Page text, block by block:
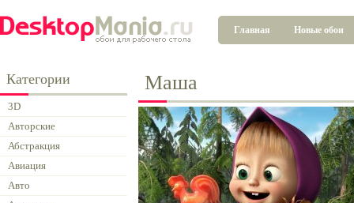
Главная Новые обои
Категории
3D
Авторские
Абстракция
Авиация
Авто
Маша